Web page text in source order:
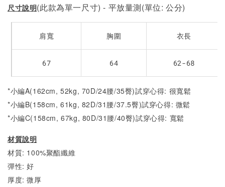
尺寸說明(此款為單一尺寸) - 平放量測(單位: 公分)
肩寬 胸圍 衣長
67 64 62-68
*小編A(162cm, 52kg, 70D/24腰/35臀)試穿心得: 很寬鬆
*小編B(158cm, 61kg, 82D/31腰/37.5臀)試穿心得: 微鬆
*小編C(158cm, 67kg, 80D/31腰/40臀)試穿心得: 寬鬆
材質說明
材質: 100%聚酯纖維
彈性: 好
厚度: 微厚